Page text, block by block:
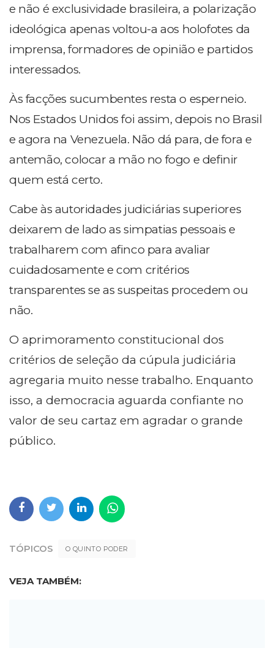
e não é exclusividade brasileira, a polarização
ideológica apenas voltou-a aos holofotes da
imprensa, formadores de opinião e partidos
interessados.
Às facções sucumbentes resta o esperneio.
Nos Estados Unidos foi assim, depois no Brasil
e agora na Venezuela. Não dá para, de fora e
antemão, colocar a mão no fogo e definir
quem está certo.
Cabe às autoridades judiciárias superiores
deixarem de lado as simpatias pessoais e
trabalharem com afinco para avaliar
cuidadosamente e com critérios
transparentes se as suspeitas procedem ou
não.
O aprimoramento constitucional dos
critérios de seleção da cúpula judiciária
agregaria muito nesse trabalho. Enquanto
isso, a democracia aguarda confiante no
valor de seu cartaz em agradar o grande
público.
TÓPICOS O QUINTO PODER
VEJA TAMBÉM: